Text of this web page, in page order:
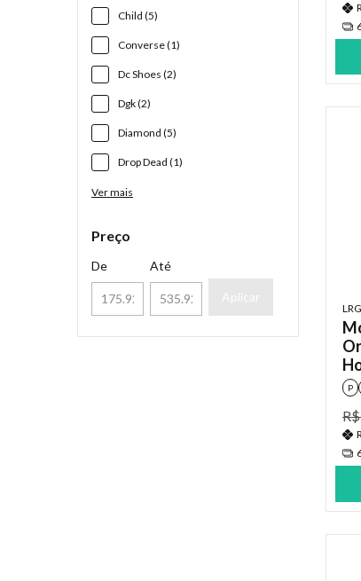
Child (5)
Converse (1)
Dc Shoes (2)
Dgk (2)
Diamond (5)
Drop Dead (1)
Ver mais
Preço
De Até
Aplicar
LRG
P